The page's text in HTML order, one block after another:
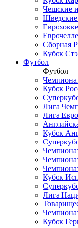
Чешские
Сборная
Кубок
Футбол
Футбол
Кубок
Лига
Лига
Кубок
Кубок
Лига
Кубок